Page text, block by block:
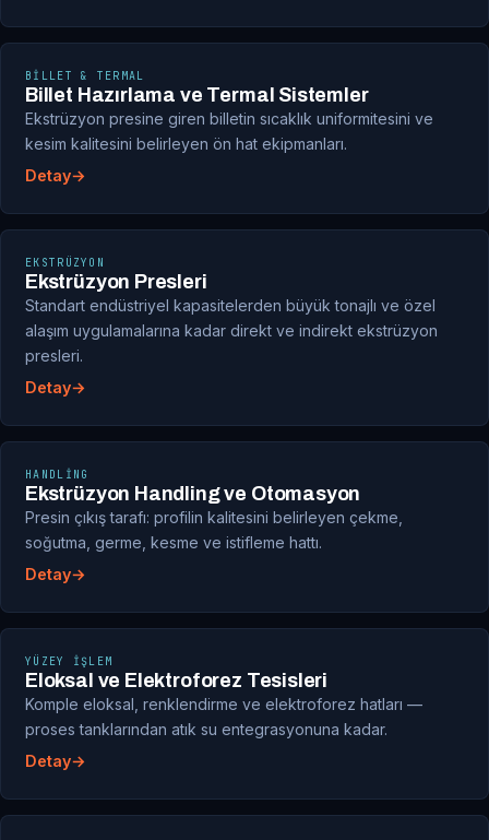
BILLET & TERMAL
Billet Hazırlama ve Termal Sistemler
Ekstrüzyon presine giren billetin sıcaklık uniformitesini ve
kesim kalitesini belirleyen ön hat ekipmanları.
Detay
EKSTRÜZYON
Ekstrüzyon Presleri
Standart endüstriyel kapasitelerden büyük tonajlı ve özel
alaşım uygulamalarına kadar direkt ve indirekt ekstrüzyon
presleri.
Detay
HANDLING
Ekstrüzyon Handling ve Otomasyon
Presin çıkış tarafı: profilin kalitesini belirleyen çekme,
soğutma, germe, kesme ve istifleme hattı.
Detay
YÜZEY İŞLEM
Eloksal ve Elektroforez Tesisleri
Komple eloksal, renklendirme ve elektroforez hatları —
proses tanklarından atık su entegrasyonuna kadar.
Detay